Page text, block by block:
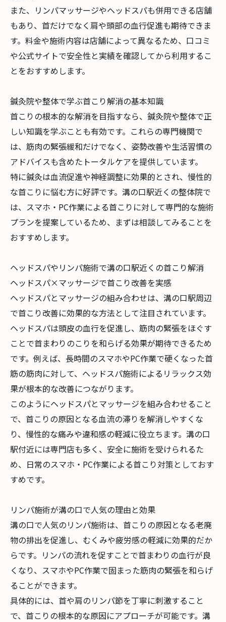
また、リンパマッサージやヘッドスパも併用できる店舗
もあり、首だけでなく肩や頭部の血行促進も期待できま
す。料金や施術内容は店舗によって異なるため、口コミ
や公式サイトで安全性と実績を確認してから利用するこ
とをおすすめします。
鍼灸院や整体で学ぶ首こり解消の基本知識
首こりの根本的な解消を目指すなら、鍼灸院や整体で正
しい知識を学ぶことも有効です。これらの専門機関で
は、筋肉の緊張緩和だけでなく、姿勢改善や生活習慣の
アドバイスも含めたトータルケアを提供しています。
特に鍼灸は血流促進や神経調整に効果的とされ、慢性的
な首こりに悩む方に好評です。溝の口駅近くの整体院で
は、スマホ・PC作業による首こりに対して専門的な施術
プランを提案しているため、まずは相談してみることを
おすすめします。
ヘッドスパやリンパ施術で溝の口駅近くの首こり解消
ヘッドスパ×マッサージで首こり改善を実感
ヘッドスパとマッサージの組み合わせは、溝の口駅周辺
で首こり改善に効果的な方法として注目されています。
ヘッドスパは頭皮の血行を促進し、筋肉の緊張をほぐす
ことで首まわりのこりを和らげる効果が期待できるため
です。例えば、長時間のスマホやPC作業で硬くなった首
筋の筋肉に対して、ヘッドスパ施術によるリラックス効
果が根本的な改善につながります。
このようにヘッドスパとマッサージを組み合わせること
で、首こりの原因となる血流の滞りを解消しやすくな
り、慢性的な痛みや違和感の軽減に役立ちます。溝の口
駅付近には専門店も多く、安全に施術を受けられるた
め、日常のスマホ・PC作業による首こり対策としておす
すめです。
リンパ施術が溝の口で人気の理由と効果
溝の口で人気のリンパ施術は、首こりの原因となる老廃
物の排出を促進し、むくみや疲労感の軽減に効果的だか
らです。リンパの流れを促すことで首まわりの血行が良
くなり、スマホやPC作業で固まった筋肉の緊張を和らげ
ることができます。
具体的には、首や肩のリンパ節を丁寧に刺激すること
で、首こりの根本的な原因にアプローチが可能です。溝